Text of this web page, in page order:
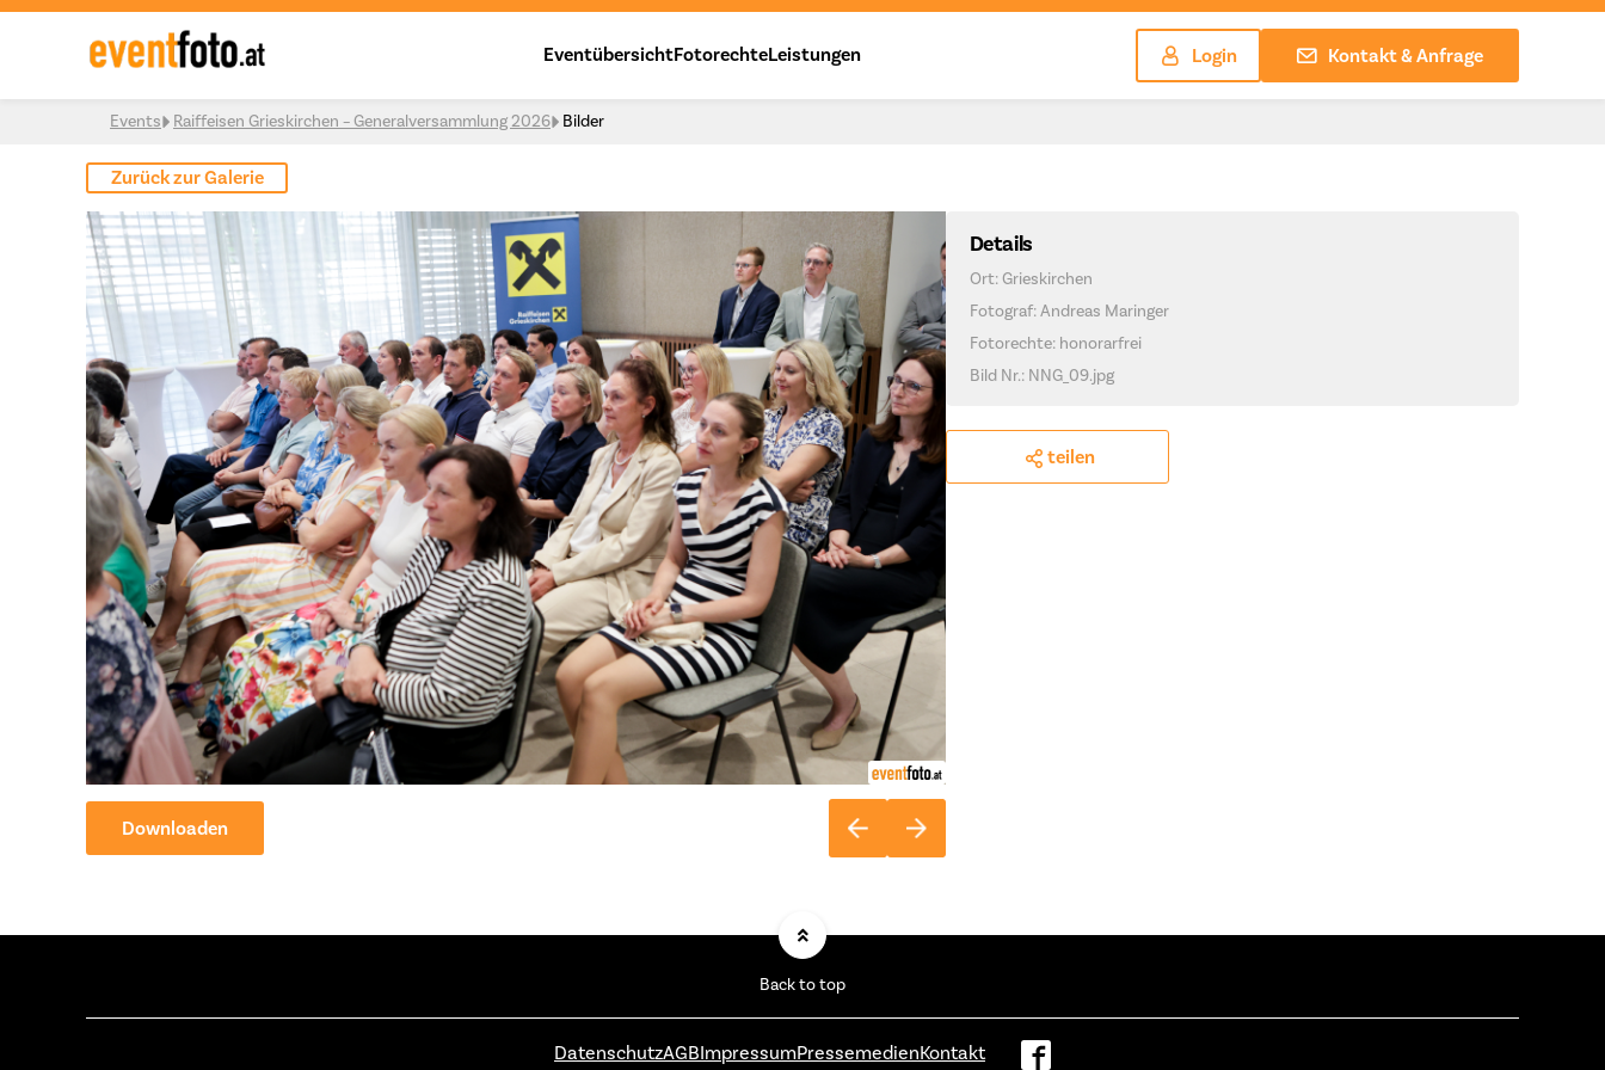
Skip to content
EventübersichtFotorechteLeistungen Login Kontakt & Anfrage
Events Raiffeisen Grieskirchen – Generalversammlung 2026 Bilder
Zurück zur Galerie
Downloaden
Details
Ort: Grieskirchen
Fotograf: Andreas Maringer
Fotorechte: honorarfrei
Bild Nr.: NNG_09.jpg
teilen
Back to top
DatenschutzAGBImpressumPressemedienKontakt